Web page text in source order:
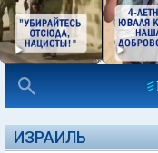
ИЗРАИЛЬ